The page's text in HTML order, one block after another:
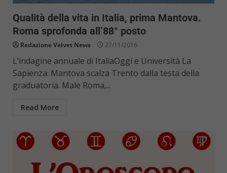
Qualità della vita in Italia, prima Mantova.
Roma sprofonda all’88° posto
Redazione Velvet News 27/11/2016
L’indagine annuale di ItaliaOggi e Università La
Sapienza: Mantova scalza Trento dalla testa della
graduatoria. Male Roma,...
Read More